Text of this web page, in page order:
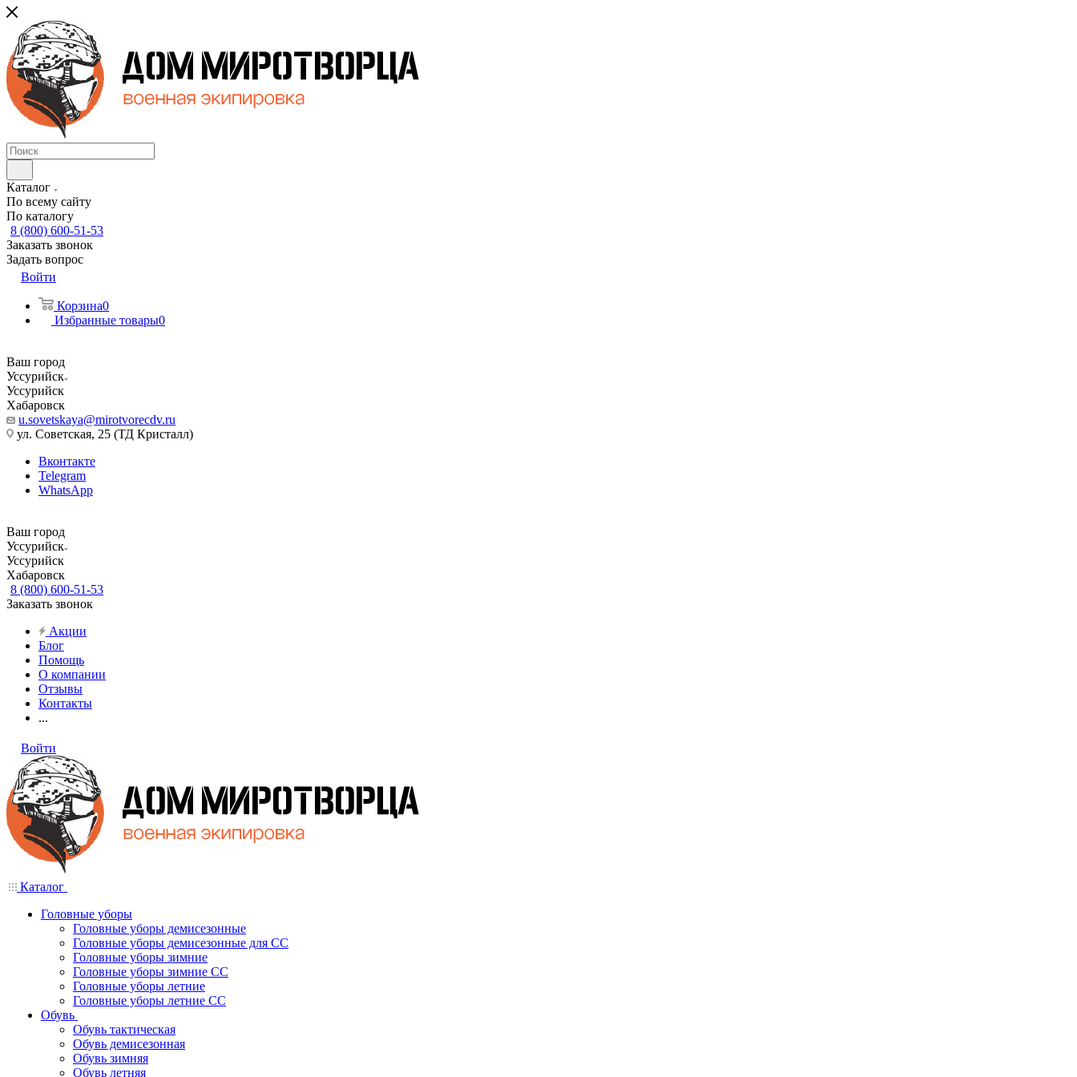
Каталог
По всему сайту
По каталогу
8 (800) 600-51-53
Заказать звонок
Задать вопрос
Войти
Корзина0
Избранные товары0
Ваш город
Уссурийск
Уссурийск
Хабаровск
u.sovetskaya@mirotvorecdv.ru
ул. Советская, 25 (ТД Кристалл)
Вконтакте
Telegram
WhatsApp
Ваш город
Уссурийск
Уссурийск
Хабаровск
8 (800) 600-51-53
Заказать звонок
Акции
Блог
Помощь
О компании
Отзывы
Контакты
...
Войти
Каталог
Головные уборы
Головные уборы демисезонные
Головные уборы демисезонные для СС
Головные уборы зимние
Головные уборы зимние СС
Головные уборы летние
Головные уборы летние СС
Обувь
Обувь тактическая
Обувь демисезонная
Обувь зимняя
Обувь летняя